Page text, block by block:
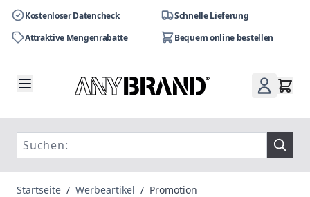
Kostenloser Datencheck
Schnelle Lieferung
Attraktive Mengenrabatte
Bequem online bestellen
Startseite / Werbeartikel / Promotion